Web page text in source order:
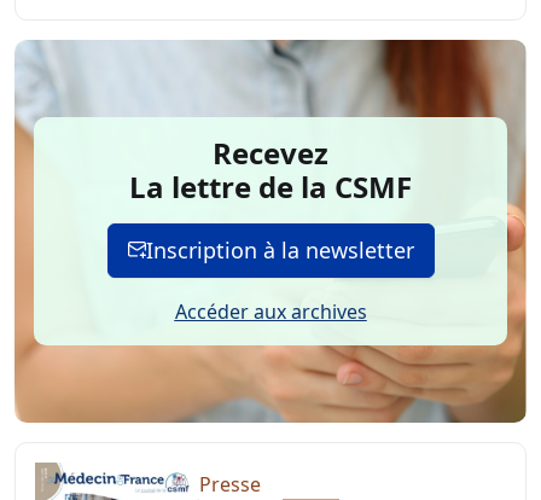
Recevez
La lettre de la CSMF
Inscription à la newsletter
Accéder aux archives
Presse